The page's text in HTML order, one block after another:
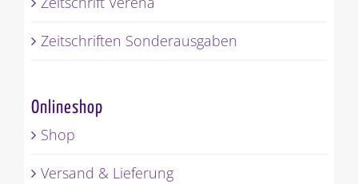
Zeitschriften Sonderausgaben
Onlineshop
Shop
Versand & Lieferung